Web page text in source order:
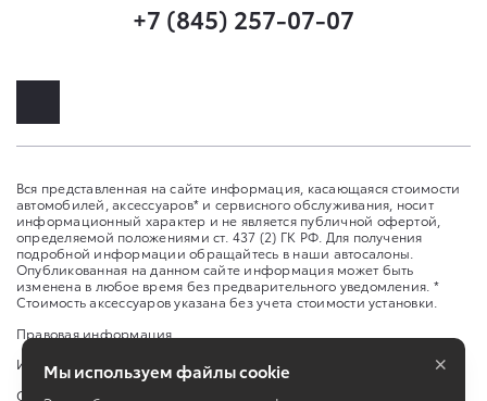
+7 (845) 257-07-07
Вся представленная на сайте информация, касающаяся стоимости
автомобилей, аксессуаров* и сервисного обслуживания, носит
информационный характер и не является публичной офертой,
определяемой положениями ст. 437 (2) ГК РФ. Для получения
подробной информации обращайтесь в наши автосалоны.
Опубликованная на данном сайте информация может быть
изменена в любое время без предварительного уведомления. *
Стоимость аксессуаров указана без учета стоимости установки.
Правовая информация
Изменить настройку cookies
Сбросить cookie
Мы используем файлы cookie ×